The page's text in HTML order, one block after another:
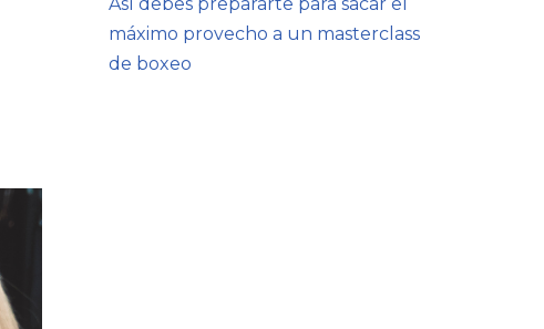
máximo provecho a un masterclass
de boxeo